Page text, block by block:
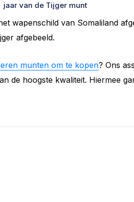
jaar van de Tijger munt
wapenschild van Somaliland
afgebeeld.
munten om te kopen? Ons
de hoogste kwaliteit. Hiermee